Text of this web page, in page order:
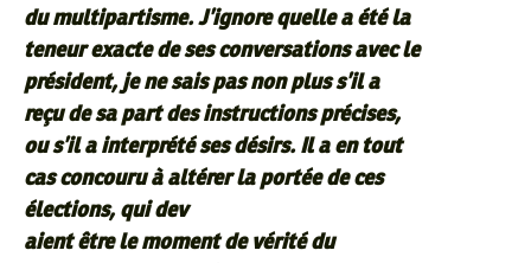
du multipartisme. J’ignore quelle a été la
teneur exacte de ses conversations avec le
président, je ne sais pas non plus s’il a
reçu de sa part des instructions précises,
ou s’il a interprété ses désirs. Il a en tout
cas concouru à altérer la portée de ces
élections, qui dev
aient être le moment de vérité du